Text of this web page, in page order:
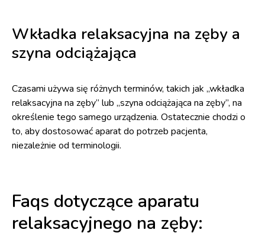
Wkładka relaksacyjna na zęby a
szyna odciążająca
Czasami używa się różnych terminów, takich jak „wkładka
relaksacyjna na zęby” lub „szyna odciążająca na zęby”, na
określenie tego samego urządzenia. Ostatecznie chodzi o
to, aby dostosować aparat do potrzeb pacjenta,
niezależnie od terminologii.
Faqs dotyczące aparatu
relaksacyjnego na zęby: